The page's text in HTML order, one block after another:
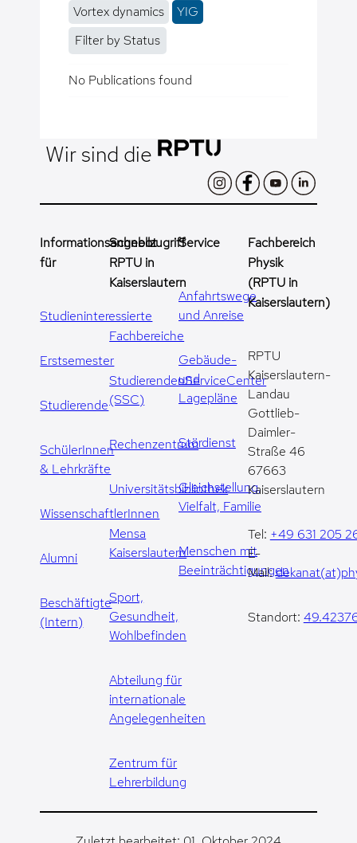
Vortex dynamics
YIG
Filter by Status
No Publications found
Wir sind die
Informationsangebot
für
Studieninteressierte
Erstsemester
Studierende
SchülerInnen
& Lehrkräfte
WissenschaftlerInnen
Alumni
Beschäftigte
(Intern)
Schnellzugriff
RPTU in
Kaiserslautern
Fachbereiche
StudierendenServiceCenter
(SSC)
Rechenzentrum
Universitätsbibliothek
Mensa
Kaiserslautern
Sport,
Gesundheit,
Wohlbefinden
Abteilung für
internationale
Angelegenheiten
Zentrum für
Lehrerbildung
Service
Anfahrtswege
und Anreise
Gebäude-
und
Lagepläne
Stördienst
Gleichstellung,
Vielfalt, Familie
Menschen mit
Beeinträchtigungen
Fachbereich
Physik
(RPTU in
Kaiserslautern)
RPTU
Kaiserslautern-
Landau
Gottlieb-
Daimler-
Straße 46
67663
Kaiserslautern
Tel: +49 631 205
E-
Mail:
Standort: